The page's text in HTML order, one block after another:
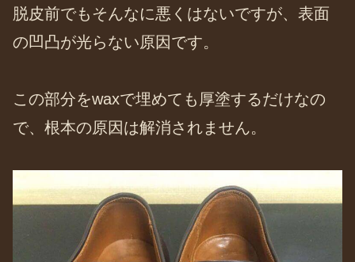
脱皮前でもそんなに悪くはないですが、表面
の凹凸が光らない原因です。
この部分をwaxで埋めても厚塗するだけなの
で、根本の原因は解消されません。